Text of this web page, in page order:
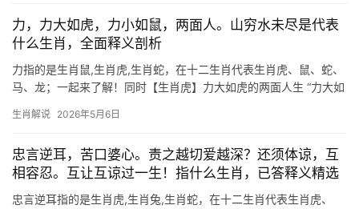
力，力大如虎，力小如鼠，两面人。山穷水未尽是代表
什么生肖，全面释义剖析
力指的是生肖鼠,生肖虎,生肖蛇，在十二生肖代表生肖虎、鼠、蛇、
马、龙；一起来了解！同时【生肖虎】力大如虎的两面人生 “力大如
风行，如同猛虎下山般势不可挡，2025年乙巳蛇年，生肖虎与太岁
生肖解说 2026年5月6日
忠言逆耳，苦口婆心。责之越切爱越深？还须体谅，互
相容忍。互让互谅过一生！指什么生肖，已答释义精选
忠言逆耳指的是生肖虎,生肖兔,生肖蛇，在十二生肖代表生肖虎、